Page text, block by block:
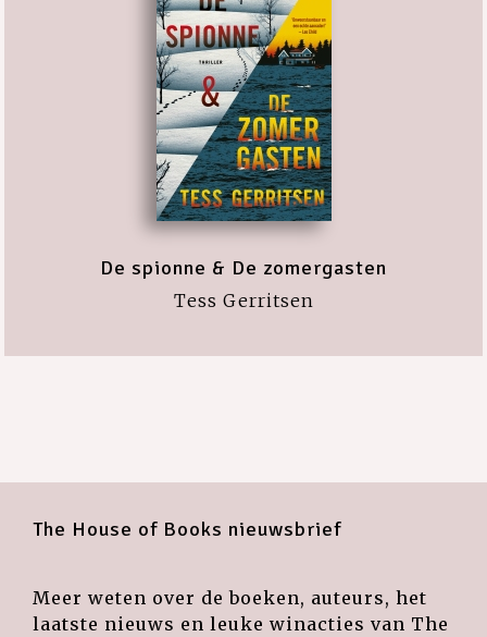
De spionne & De zomergasten
Tess Gerritsen
The House of Books nieuwsbrief
Meer weten over de boeken, auteurs, het
laatste nieuws en leuke winacties van The